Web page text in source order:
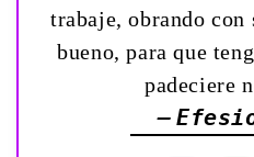
trabaje, obrando con
bueno, para que
padeciere
—